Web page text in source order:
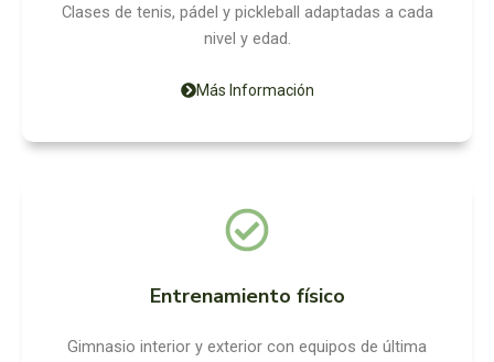
Clases de tenis, pádel y pickleball adaptadas a cada
nivel y edad.
Más Información
Entrenamiento físico
Gimnasio interior y exterior con equipos de última